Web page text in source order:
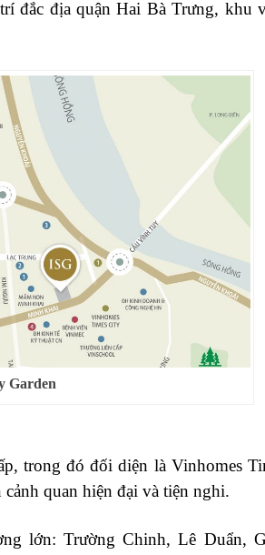
đắc địa quận Hai Bà Trưng, khu
Garden
trong đó đối diện là Vinhomes
quan hiện đại và tiện nghi.
lớn: Trường Chinh, Lê Duẩn,